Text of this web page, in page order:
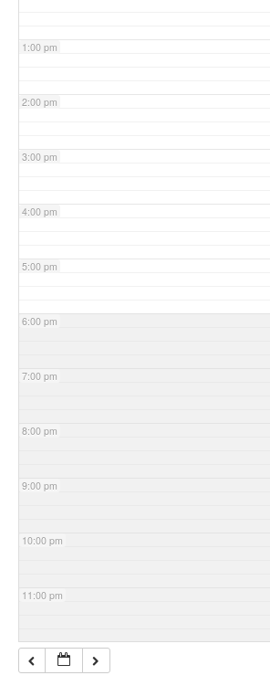
1:00 pm
2:00 pm
3:00 pm
4:00 pm
5:00 pm
6:00 pm
7:00 pm
8:00 pm
9:00 pm
10:00 pm
11:00 pm